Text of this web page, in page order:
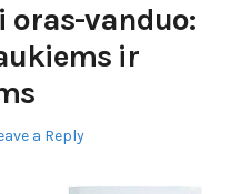
vanduo:
ir
a Reply